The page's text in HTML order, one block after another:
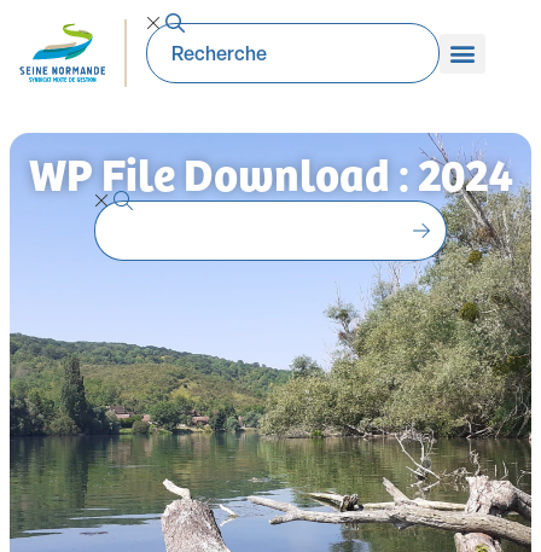
WP File Download : 2024